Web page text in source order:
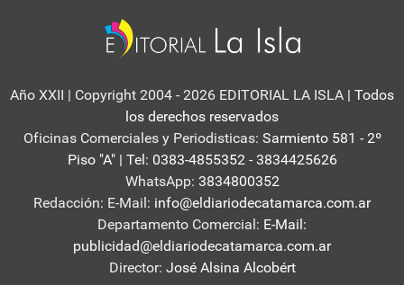
Año XXII | Copyright 2004 - 2026 EDITORIAL LA ISLA | Todos
los derechos reservados
Oficinas Comerciales y Periodisticas: Sarmiento 581 - 2º
Piso "A" | Tel: 0383-4855352 - 3834425626
WhatsApp: 3834800352
Redacción: E-Mail: info@eldiariodecatamarca.com.ar
Departamento Comercial: E-Mail:
publicidad@eldiariodecatamarca.com.ar
Director: José Alsina Alcobért